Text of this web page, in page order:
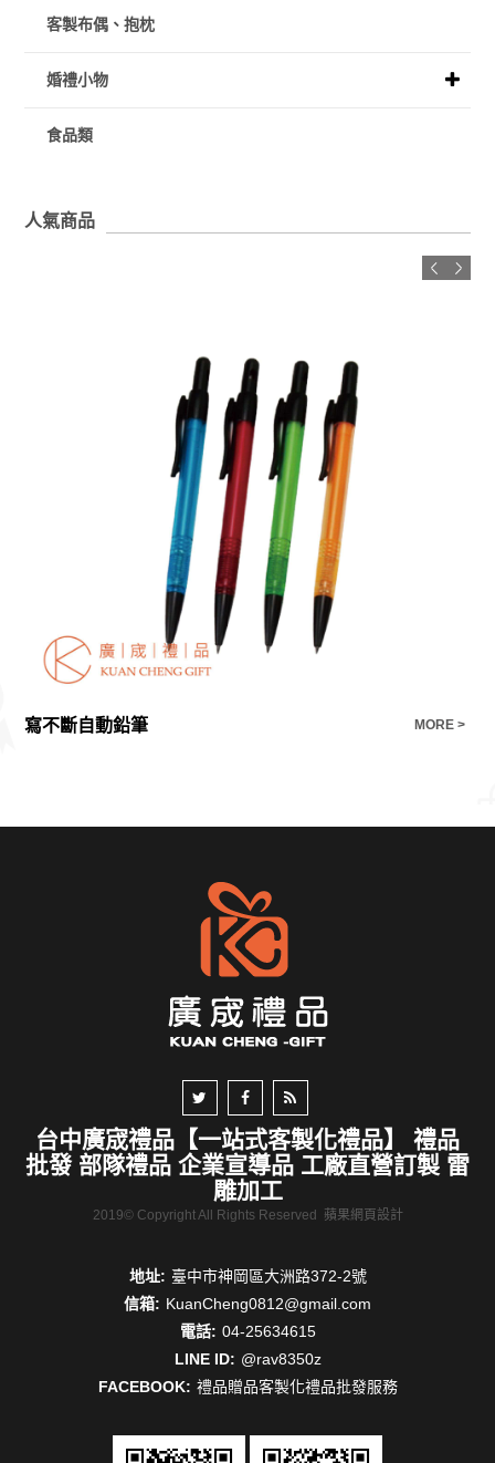
客製布偶、抱枕
婚禮小物
食品類
人氣商品
寫不斷自動鉛筆 MORE >
台中廣宬禮品【一站式客製化禮品】 禮品
批發 部隊禮品 企業宣導品 工廠直營訂製 雷
雕加工
2019© Copyright All Rights Reserved 蘋果網頁設計
地址: 臺中市神岡區大洲路372-2號
信箱: KuanCheng0812@gmail.com
電話: 04-25634615
LINE ID: @rav8350z
FACEBOOK: 禮品贈品客製化禮品批發服務